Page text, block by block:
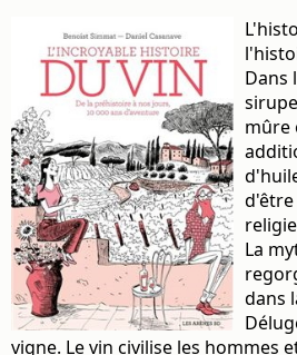
Dans
mûre
d'être
La
dans
vigne. Le vin civilise les hommes